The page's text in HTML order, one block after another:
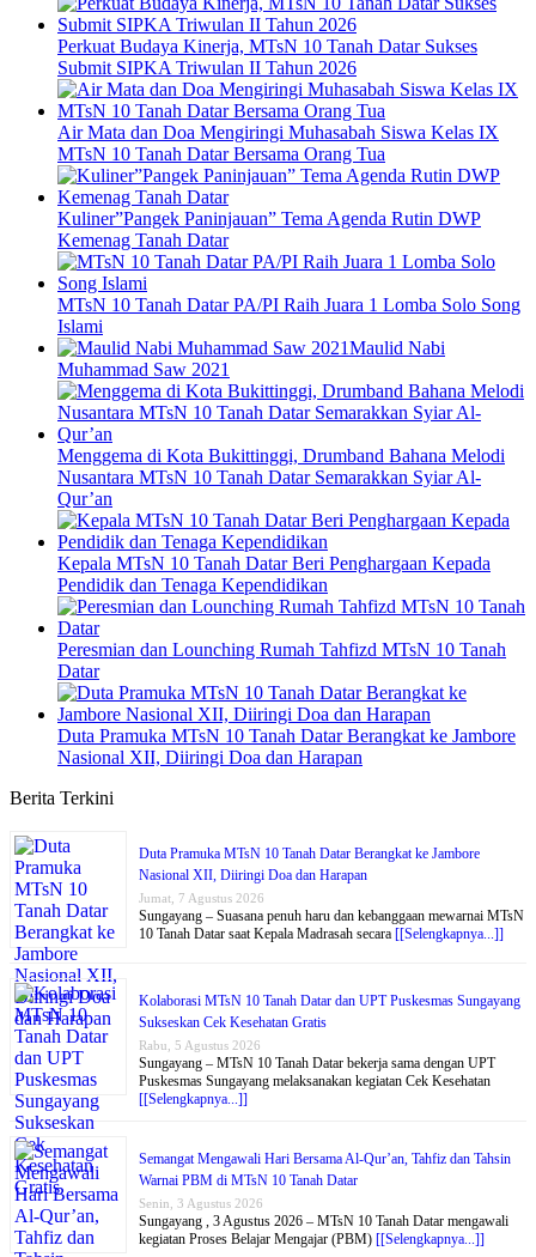
Perkuat Budaya Kinerja, MTsN 10 Tanah Datar Sukses
Submit SIPKA Triwulan II Tahun 2026
Air Mata dan Doa Mengiringi Muhasabah Siswa Kelas IX
MTsN 10 Tanah Datar Bersama Orang Tua
Kuliner”Pangek Paninjauan” Tema Agenda Rutin DWP
Kemenag Tanah Datar
MTsN 10 Tanah Datar PA/PI Raih Juara 1 Lomba Solo Song
Islami
Maulid Nabi
Muhammad Saw 2021
Menggema di Kota Bukittinggi, Drumband Bahana Melodi
Nusantara MTsN 10 Tanah Datar Semarakkan Syiar Al-
Qur’an
Kepala MTsN 10 Tanah Datar Beri Penghargaan Kepada
Pendidik dan Tenaga Kependidikan
Peresmian dan Lounching Rumah Tahfizd MTsN 10 Tanah
Datar
Duta Pramuka MTsN 10 Tanah Datar Berangkat ke Jambore
Nasional XII, Diiringi Doa dan Harapan
Berita Terkini
Duta Pramuka MTsN 10 Tanah Datar Berangkat ke Jambore
Nasional XII, Diiringi Doa dan Harapan
Jumat, 7 Agustus 2026
Sungayang – Suasana penuh haru dan kebanggaan mewarnai MTsN
10 Tanah Datar saat Kepala Madrasah secara [[Selengkapnya...]]
Kolaborasi MTsN 10 Tanah Datar dan UPT Puskesmas Sungayang
Sukseskan Cek Kesehatan Gratis
Rabu, 5 Agustus 2026
Sungayang – MTsN 10 Tanah Datar bekerja sama dengan UPT
Puskesmas Sungayang melaksanakan kegiatan Cek Kesehatan
[[Selengkapnya...]]
Semangat Mengawali Hari Bersama Al-Qur’an, Tahfiz dan Tahsin
Warnai PBM di MTsN 10 Tanah Datar
Senin, 3 Agustus 2026
Sungayang , 3 Agustus 2026 – MTsN 10 Tanah Datar mengawali
kegiatan Proses Belajar Mengajar (PBM) [[Selengkapnya...]]